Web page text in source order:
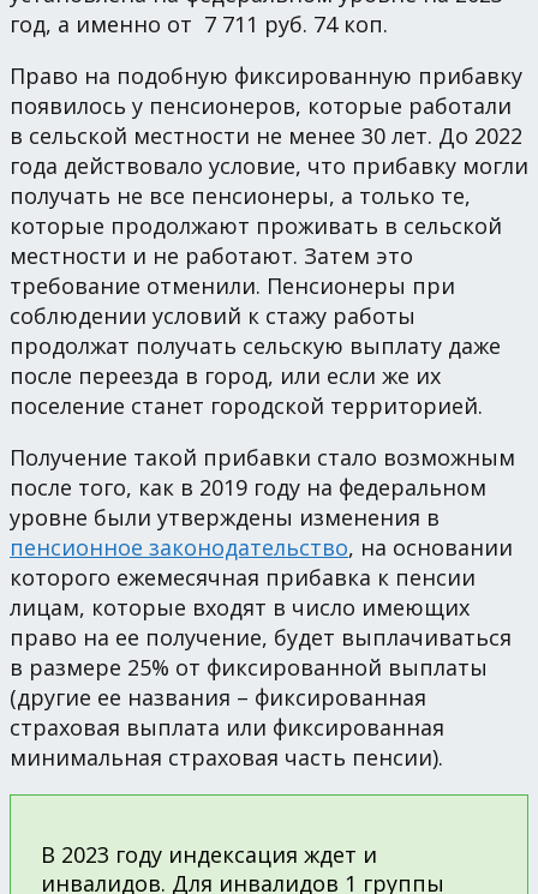
год, а именно от 7 711 руб. 74 коп.
Право на подобную фиксированную прибавку
появилось у пенсионеров, которые работали
в сельской местности не менее 30 лет. До 2022
года действовало условие, что прибавку могли
получать не все пенсионеры, а только те,
которые продолжают проживать в сельской
местности и не работают. Затем это
требование отменили. Пенсионеры при
соблюдении условий к стажу работы
продолжат получать сельскую выплату даже
после переезда в город, или если же их
поселение станет городской территорией.
Получение такой прибавки стало возможным
после того, как в 2019 году на федеральном
уровне были утверждены изменения в
пенсионное законодательство, на основании
которого ежемесячная прибавка к пенсии
лицам, которые входят в число имеющих
право на ее получение, будет выплачиваться
в размере 25% от фиксированной выплаты
(другие ее названия – фиксированная
страховая выплата или фиксированная
минимальная страховая часть пенсии).
В 2023 году индексация ждет и
инвалидов. Для инвалидов 1 группы